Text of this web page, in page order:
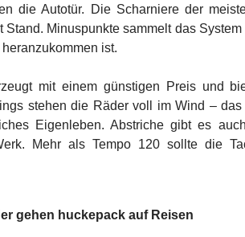
die Autotür. Die Scharniere der
Stand. Minuspunkte sammelt das
ist.
mit einem günstigen Preis und
stehen die Räder voll im Wind –
Eigenleben. Abstriche gibt es
Mehr als Tempo 120 sollte die
gehen huckepack auf Reisen